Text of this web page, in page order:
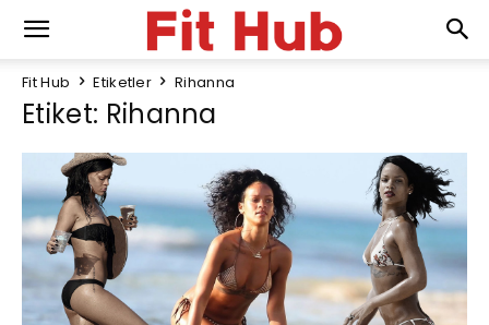
Fit Hub Etiketler Rihanna
Etiket: Rihanna